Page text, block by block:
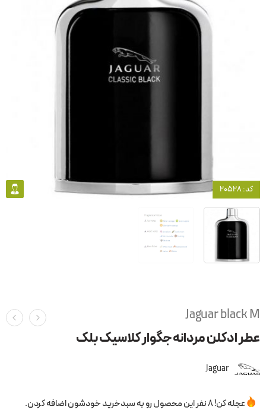
کد: 20528
Jaguar black M
عطر ادکلن مردانه جگوار کلاسیک بلک
Jaguar
عجله کن! 8 نفر این محصول رو به سبدخرید خودشون اضافه کردن.